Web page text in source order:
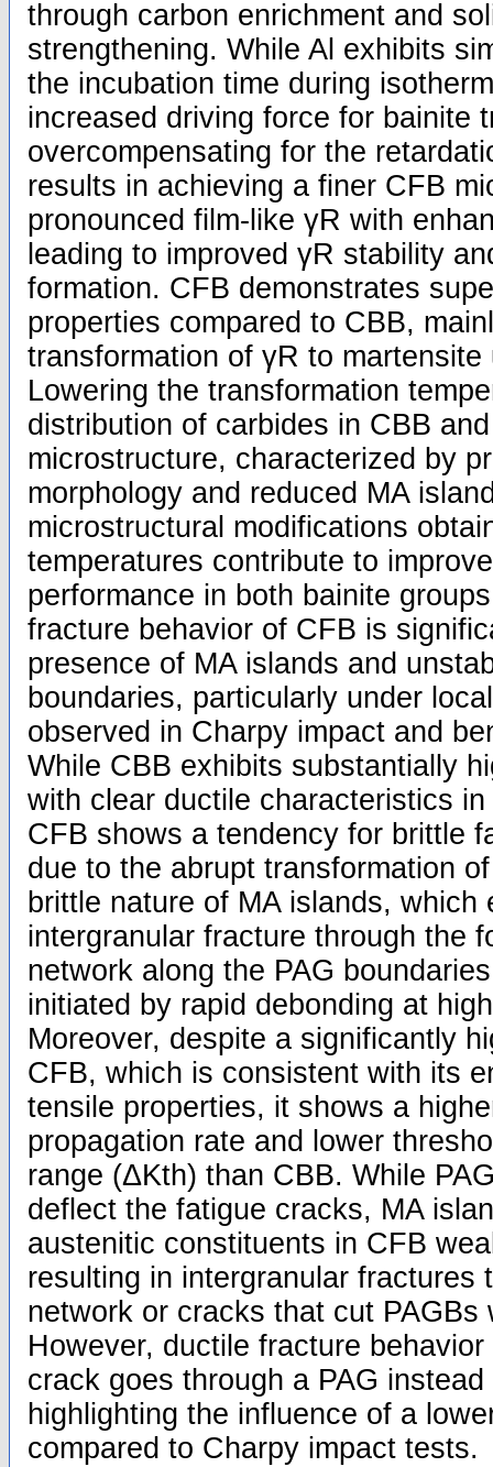
through carbon enrichment and
strengthening. While Al exhibits
the incubation time during
increased driving force for bainite
overcompensating for the
results in achieving a finer CFB
pronounced film-like γR with
leading to improved γR stability
formation. CFB demonstrates
properties compared to CBB,
transformation of γR to
Lowering the transformation
distribution of carbides in CBB
microstructure, characterized by
morphology and reduced MA
microstructural modifications
temperatures contribute to
performance in both bainite
fracture behavior of CFB is
presence of MA islands and
boundaries, particularly under
observed in Charpy impact and
While CBB exhibits substantially
with clear ductile characteristics
CFB shows a tendency for brittle
due to the abrupt transformation
brittle nature of MA islands, which
intergranular fracture through the
network along the PAG
initiated by rapid debonding at
Moreover, despite a significantly
CFB, which is consistent with its
tensile properties, it shows a
propagation rate and lower
range (ΔKth) than CBB. While
deflect the fatigue cracks, MA
austenitic constituents in CFB
resulting in intergranular fractures
network or cracks that cut PAGBs
However, ductile fracture
crack goes through a PAG
highlighting the influence of a
compared to Charpy impact tests.